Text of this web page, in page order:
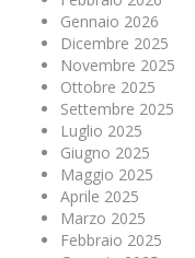
Gennaio 2026
Dicembre 2025
Novembre 2025
Ottobre 2025
Settembre 2025
Luglio 2025
Giugno 2025
Maggio 2025
Aprile 2025
Marzo 2025
Febbraio 2025